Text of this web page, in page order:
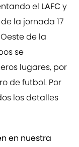
el LAFCy
la jornada 17
de la
se
lugares, por
de futbol. Por
los detalles
en nuestra